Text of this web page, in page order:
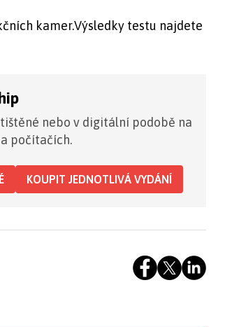
kamer.Výsledky testu najdete
nebo v digitální podobě na
počítačích.
KOUPIT JEDNOTLIVÁ VYDÁNÍ